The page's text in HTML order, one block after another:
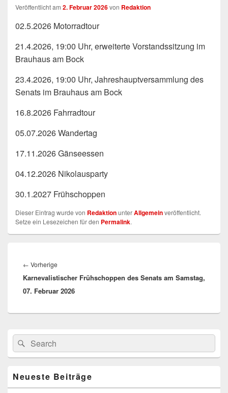
Veröffentlicht am 2. Februar 2026von Redaktion
02.5.2026 Motorradtour
21.4.2026, 19:00 Uhr, erweiterte Vorstandssitzung im
Brauhaus am Bock
23.4.2026, 19:00 Uhr, Jahreshauptversammlung des
Senats im Brauhaus am Bock
16.8.2026 Fahrradtour
05.07.2026 Wandertag
17.11.2026 Gänseessen
04.12.2026 Nikolausparty
30.1.2027 Frühschoppen
Dieser Eintrag wurde von RedaktionunterAllgemeinveröffentlicht.
Setze ein Lesezeichen für den Permalink.
← Vorherige
Beitrag:
Karnevalistischer Frühschoppen des Senats am Samstag,
07. Februar 2026
Primärer
Seitenleisten-
Widgetbereich
Suchen
nach:
Suchen
Neueste Beiträge